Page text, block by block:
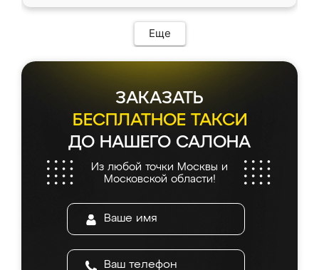
Еще
ЗАКАЗАТЬ
БЕСПЛАТНОЕ ТАКСИ
ДО НАШЕГО САЛОНА
Из любой точки Москвы и
Московской области!